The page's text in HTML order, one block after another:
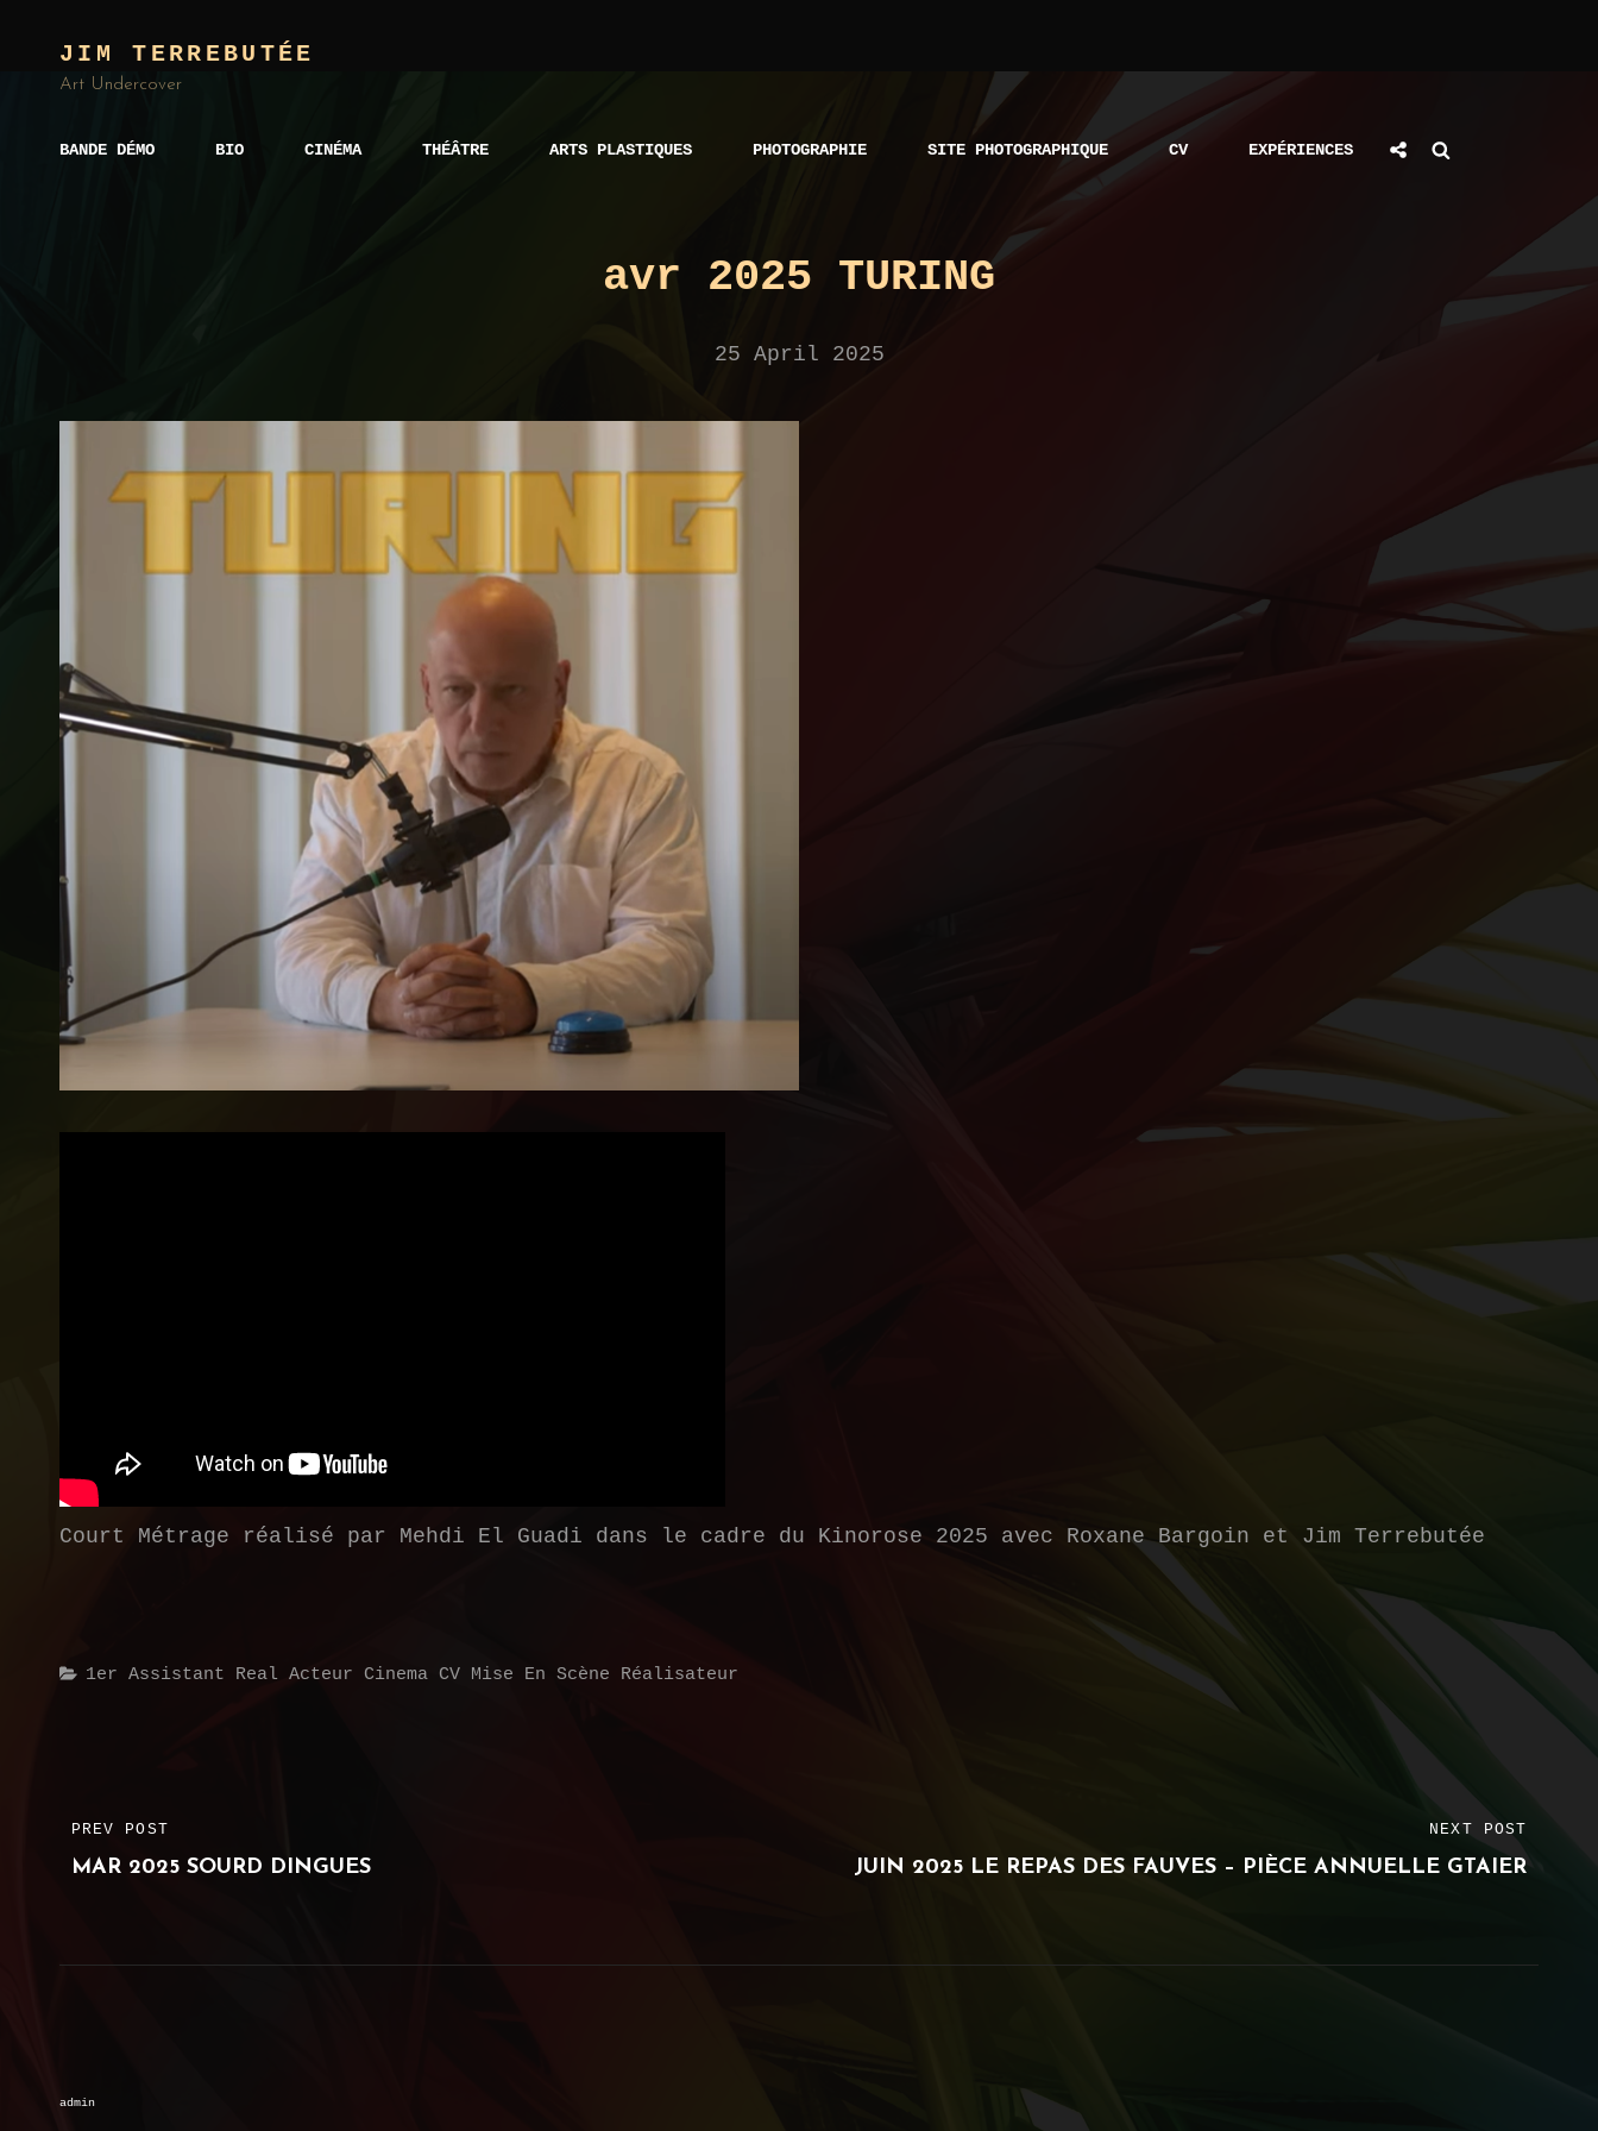
JIM TERREBUTÉE
Art Undercover
BANDE DÉMO BIO CINÉMA THÉÂTRE ARTS PLASTIQUES PHOTOGRAPHIE SITE PHOTOGRAPHIQUE CV EXPÉRIENCES
Social
avr 2025 TURING
25 April 2025
Court Métrage réalisé par Mehdi El Guadi dans le cadre du Kinorose 2025 avec Roxane Bargoin et Jim Terrebutée
Categories
1er Assistant Real Acteur Cinema CV Mise En Scène Réalisateur
Post
navigation
PREVIOUS
POST
PREV POST
MAR 2025 SOURD DINGUES
POST
NEXT POST
JUIN 2025 LE REPAS DES FAUVES – PIÈCE ANNUELLE GTAIER
admin